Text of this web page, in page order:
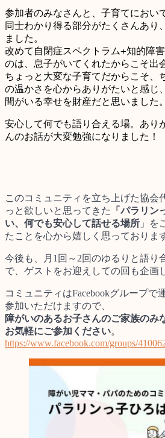
参加者のみなさんと、子育てにおい
同士わかり得る部分がたくさんあり
ました。
改めて自閉症スペクトラム+知的障
のは、息子がいてくれたからこそ出
ちょっと大変な子育てだからこそ、
の温かさを心からありがたいと感じ
間がいる幸せを財産だと思いました。
安心して何でも語り合える場。あり
んのお話が大変勉強になりました！
このコミュニティを立ち上げた協会
っと欲しいと思ってきた
「パラリ
い、何でも安心して話せる場所 」を
たことを心から嬉しく思っておりま
今後も、月1回～2回のゆるりと語り
で、ゲストをお迎えしての回も企画
コミュニティはFacebookグループで
参加いただけますので、
障がいのあるお子さんのご家族のみ
お気軽にご参加ください。
https://www.facebook.com/groups/